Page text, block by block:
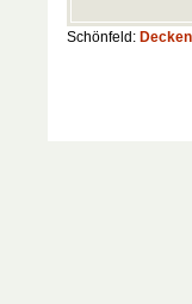
Schönfeld: